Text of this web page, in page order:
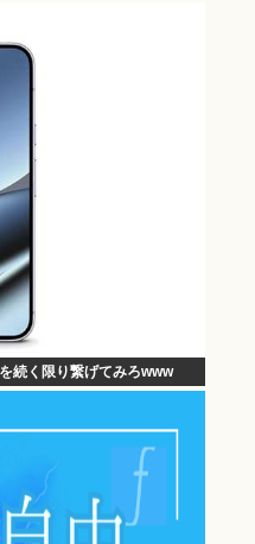
続く限り繋げてみろwww